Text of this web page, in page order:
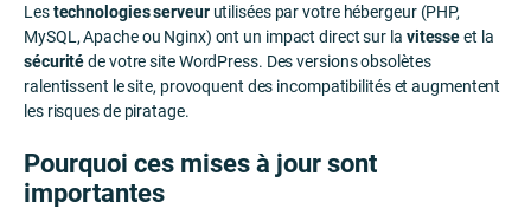
Lestechnologies serveurutilisées par votre hébergeur (PHP,
MySQL, Apache ou Nginx) ont un impact direct sur la vitesseet la
sécuritéde votre site WordPress. Des versions obsolètes
ralentissent le site, provoquent des incompatibilités et augmentent
les risques de piratage.
Pourquoi ces mises à jour sont
importantes